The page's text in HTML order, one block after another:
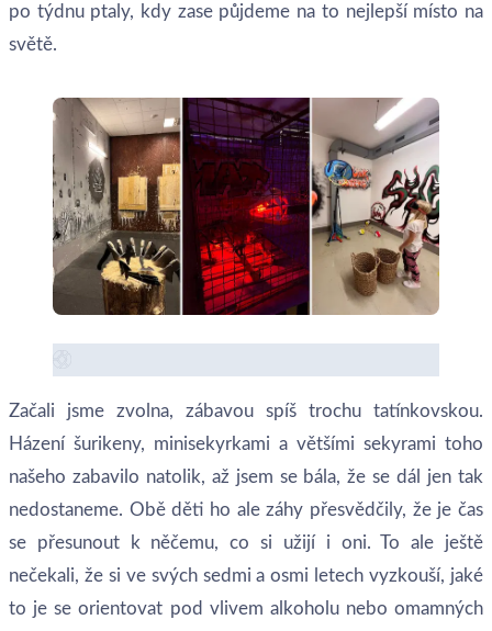
po týdnu ptaly, kdy zase půjdeme na to nejlepší místo na
světě.
Začali jsme zvolna, zábavou spíš trochu tatínkovskou.
Házení šurikeny, minisekyrkami a většími sekyrami toho
našeho zabavilo natolik, až jsem se bála, že se dál jen tak
nedostaneme. Obě děti ho ale záhy přesvědčily, že je čas
se přesunout k něčemu, co si užijí i oni. To ale ještě
nečekali, že si ve svých sedmi a osmi letech vyzkouší, jaké
to je se orientovat pod vlivem alkoholu nebo omamných